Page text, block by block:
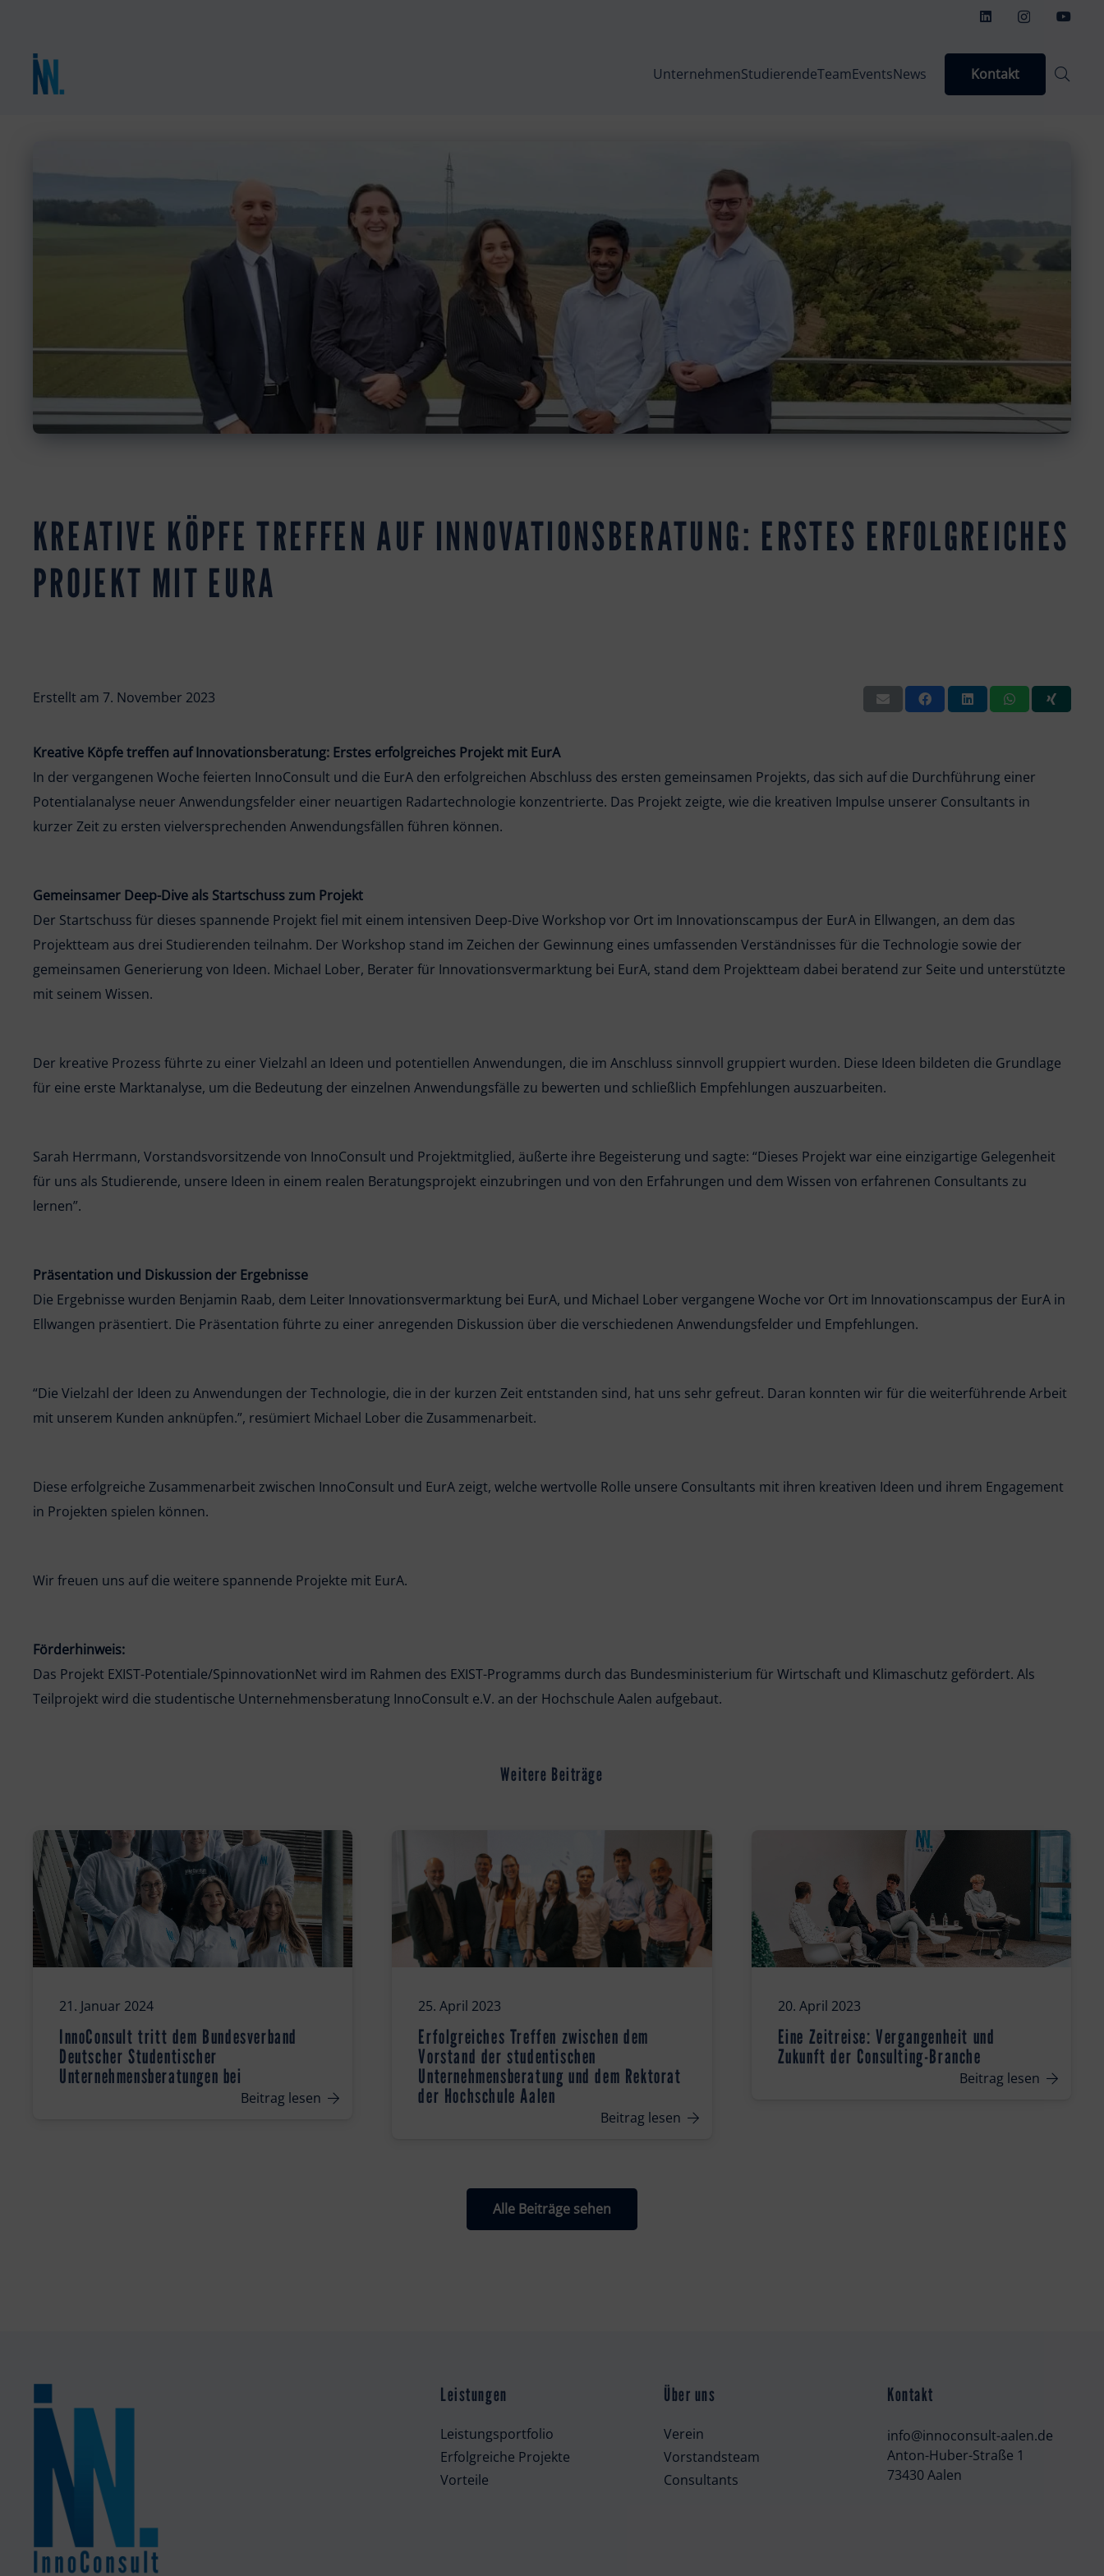
UnternehmenStudierendeTeamEventsNews Kontakt
KREATIVE KÖPFE TREFFEN AUF INNOVATIONSBERATUNG: ERSTES ERFOLGREICHES
PROJEKT MIT EURA
Erstellt am 7. November 2023
Kreative Köpfe treffen auf Innovationsberatung: Erstes erfolgreiches Projekt mit EurA
In der vergangenen Woche feierten InnoConsult und die EurA den erfolgreichen Abschluss des ersten gemeinsamen Projekts, das sich auf die Durchführung einer
Potentialanalyse neuer Anwendungsfelder einer neuartigen Radartechnologie konzentrierte. Das Projekt zeigte, wie die kreativen Impulse unserer Consultants in
kurzer Zeit zu ersten vielversprechenden Anwendungsfällen führen können.
Gemeinsamer Deep-Dive als Startschuss zum Projekt
Der Startschuss für dieses spannende Projekt fiel mit einem intensiven Deep-Dive Workshop vor Ort im Innovationscampus der EurA in Ellwangen, an dem das
Projektteam aus drei Studierenden teilnahm. Der Workshop stand im Zeichen der Gewinnung eines umfassenden Verständnisses für die Technologie sowie der
gemeinsamen Generierung von Ideen. Michael Lober, Berater für Innovationsvermarktung bei EurA, stand dem Projektteam dabei beratend zur Seite und unterstützte
mit seinem Wissen.
Der kreative Prozess führte zu einer Vielzahl an Ideen und potentiellen Anwendungen, die im Anschluss sinnvoll gruppiert wurden. Diese Ideen bildeten die Grundlage
für eine erste Marktanalyse, um die Bedeutung der einzelnen Anwendungsfälle zu bewerten und schließlich Empfehlungen auszuarbeiten.
Sarah Herrmann, Vorstandsvorsitzende von InnoConsult und Projektmitglied, äußerte ihre Begeisterung und sagte: “Dieses Projekt war eine einzigartige Gelegenheit
für uns als Studierende, unsere Ideen in einem realen Beratungsprojekt einzubringen und von den Erfahrungen und dem Wissen von erfahrenen Consultants zu
lernen”.
Präsentation und Diskussion der Ergebnisse
Die Ergebnisse wurden Benjamin Raab, dem Leiter Innovationsvermarktung bei EurA, und Michael Lober vergangene Woche vor Ort im Innovationscampus der EurA in
Ellwangen präsentiert. Die Präsentation führte zu einer anregenden Diskussion über die verschiedenen Anwendungsfelder und Empfehlungen.
“Die Vielzahl der Ideen zu Anwendungen der Technologie, die in der kurzen Zeit entstanden sind, hat uns sehr gefreut. Daran konnten wir für die weiterführende Arbeit
mit unserem Kunden anknüpfen.”, resümiert Michael Lober die Zusammenarbeit.
Diese erfolgreiche Zusammenarbeit zwischen InnoConsult und EurA zeigt, welche wertvolle Rolle unsere Consultants mit ihren kreativen Ideen und ihrem Engagement
in Projekten spielen können.
Wir freuen uns auf die weitere spannende Projekte mit EurA.
Förderhinweis:
Das Projekt EXIST-Potentiale/SpinnovationNet wird im Rahmen des EXIST-Programms durch das Bundesministerium für Wirtschaft und Klimaschutz gefördert. Als
Teilprojekt wird die studentische Unternehmensberatung InnoConsult e.V. an der Hochschule Aalen aufgebaut.
Weitere Beiträge
21. Januar 2024
InnoConsult tritt dem Bundesverband
Deutscher Studentischer
Unternehmensberatungen bei
Beitrag lesen
25. April 2023
Erfolgreiches Treffen zwischen dem
Vorstand der studentischen
Unternehmensberatung und dem Rektorat
der Hochschule Aalen
Beitrag lesen
20. April 2023
Eine Zeitreise: Vergangenheit und
Zukunft der Consulting-Branche
Beitrag lesen
Alle Beiträge sehen
Leistungen
Leistungsportfolio
Erfolgreiche Projekte
Vorteile
Über uns
Verein
Vorstandsteam
Consultants
Kontakt
info@innoconsult-aalen.de
Anton-Huber-Straße 1
73430 Aalen